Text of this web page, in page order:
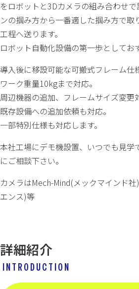
をロボットと3Dカメラの組み合わせ
ンの掴み方から一番適した掴み方で取
工程へ送ります。
ロボット自動化設備の第一歩としてお
導入後に移設可能な可搬式フレーム仕
ワーク重量10kgまで対応。
周辺機器の追加、フレームサイズ変更
既存設備への追加依頼も対応。
一部特別仕様も対応します。
本社工場にデモ機設置、いつでも見学
にご相談下さい。
カメラはMech-Mind(メックマインド社
エンス)等
詳細紹介
INTRODUCTION